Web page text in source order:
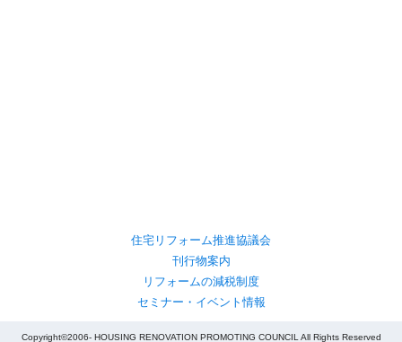
住宅リフォーム推進協議会
刊行物案内
リフォームの減税制度
セミナー・イベント情報
Copyright©2006- HOUSING RENOVATION PROMOTING COUNCIL All Rights Reserved